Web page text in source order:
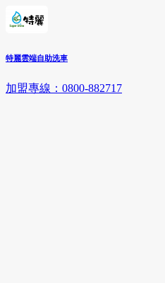
特麗雲端自助洗車
加盟專線：0800-882717